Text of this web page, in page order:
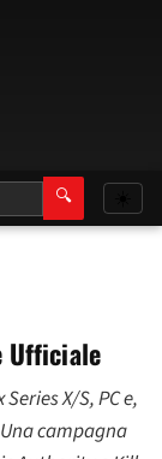
🔍
Ufficiale
X/S, PC e,
campagna